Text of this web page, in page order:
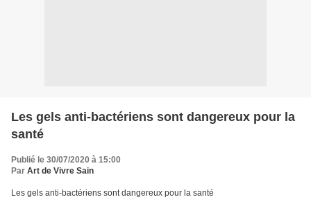
Les gels anti-bactériens sont dangereux pour la
santé
Publié le 30/07/2020 à 15:00
Par Art de Vivre Sain
Les gels anti-bactériens sont dangereux pour la santé